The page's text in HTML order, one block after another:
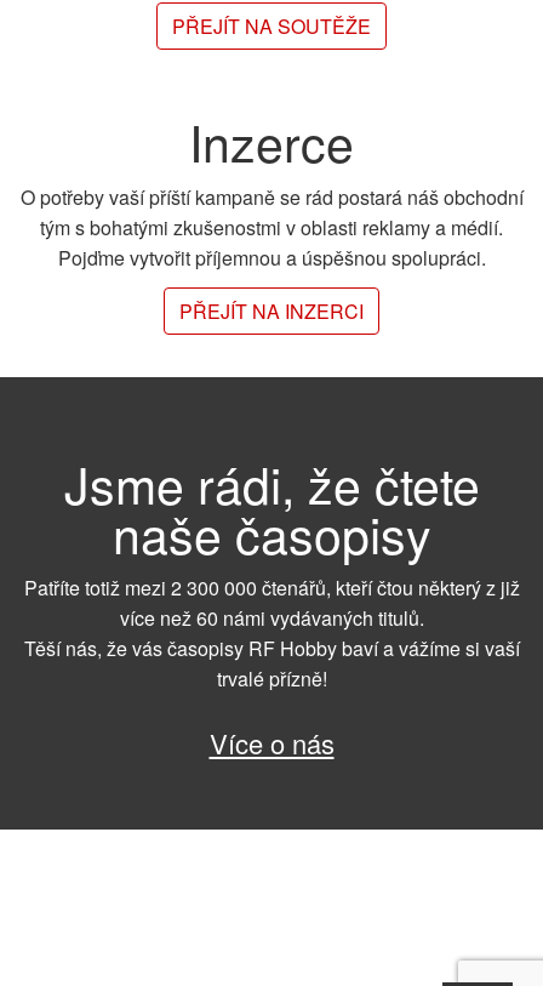
PŘEJÍT NA SOUTĚŽE
Inzerce
O potřeby vaší příští kampaně se rád postará náš obchodní
tým s bohatými zkušenostmi v oblasti reklamy a médií.
Pojďme vytvořit příjemnou a úspěšnou spolupráci.
PŘEJÍT NA INZERCI
Jsme rádi, že čtete
naše časopisy
Patříte totiž mezi 2 300 000 čtenářů, kteří čtou některý z již
více než 60 námi vydávaných titulů.
Těší nás, že vás časopisy RF Hobby baví a vážíme si vaší
trvalé přízně!
Více o nás